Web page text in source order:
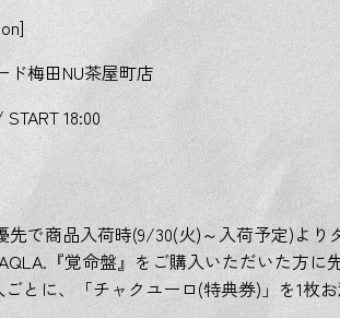
ド梅田NU茶屋町店
18:00
先で商品入荷時(9/30(火)～入荷予定)よ
『覚命盤』をご購入いただいた方に
ごとに、「チャクユーロ(特典券)」を1枚